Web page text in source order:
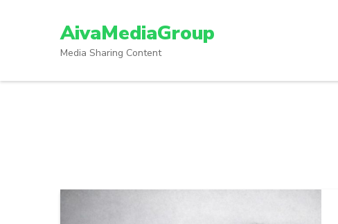
Enter)
AivaMediaGroup
Media Sharing Content